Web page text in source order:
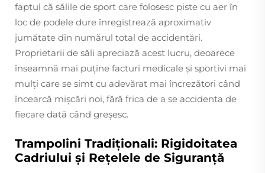
faptul că sălile de sport care folosesc piste cu aer în
loc de podele dure înregistrează aproximativ
jumătate din numărul total de accidentări.
Proprietarii de săli apreciază acest lucru, deoarece
înseamnă mai puține facturi medicale și sportivi mai
mulți care se simt cu adevărat mai încrezători când
încearcă mișcări noi, fără frica de a se accidenta de
fiecare dată când greșesc.
Trampolini Tradiţionali: Rigidoitatea
Cadriului şi Reţelele de Siguranţă